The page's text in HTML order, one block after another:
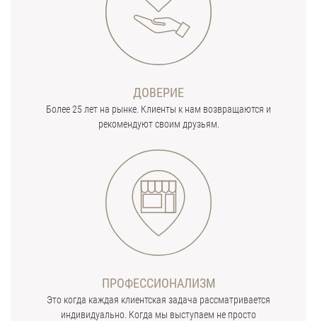
ДОВЕРИЕ
Более 25 лет на рынке. Клиенты к нам возвращаются и
рекомендуют своим друзьям.
ПРОФЕССИОНАЛИЗМ
Это когда каждая клиентская задача рассматривается
индивидуально. Когда мы выступаем не просто